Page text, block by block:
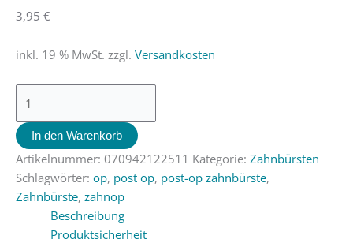
3,95 €
inkl. 19 % MwSt. zzgl. Versandkosten
In den Warenkorb
Artikelnummer: 070942122511 Kategorie: Zahnbürsten
Schlagwörter: op, post op, post-op zahnbürste,
Zahnbürste, zahnop
Beschreibung
Produktsicherheit